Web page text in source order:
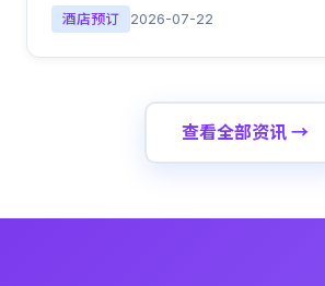
酒店预订 2026-07-22
查看全部资讯 →